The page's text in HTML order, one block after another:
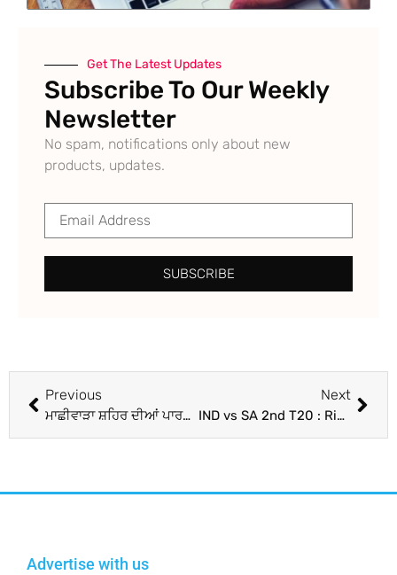
Get The Latest Updates
Subscribe To Our Weekly
Newsletter
No spam, notifications only about new
products, updates.
SUBSCRIBE
Previous
ਮਾਛੀਵਾੜਾ ਸ਼ਹਿਰ ਦੀਆਂ ਪਾਰਕਾਂ ‘ਚ ਲਾਏ ਜਾਣਗੇ 12 ਓਪਨ ਜਿਮ : ਦਿਆਲਪੁਰਾ, ਮੱਕੜ
Next
IND vs SA 2nd T20 : Rinku Singh ਨੇ ਤੂਫਾਨੀ ਪਾਰੀ ਖੇਡਣ ਤੋਂ ਬਾਅਦ ਕਿਉਂ ਮੰਗੀ ਮਾਫੀ? BCCI ਦੀ ਵੀਡੀਓ ਤੋਂ ਸਾਹਮਣੇ ਆਇਆ ਸੱਚ
Advertise with us